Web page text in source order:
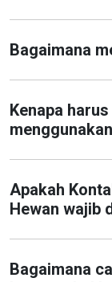
Bagaimana
Kenapa
Apakah
Hewan wajib
Bagaimana